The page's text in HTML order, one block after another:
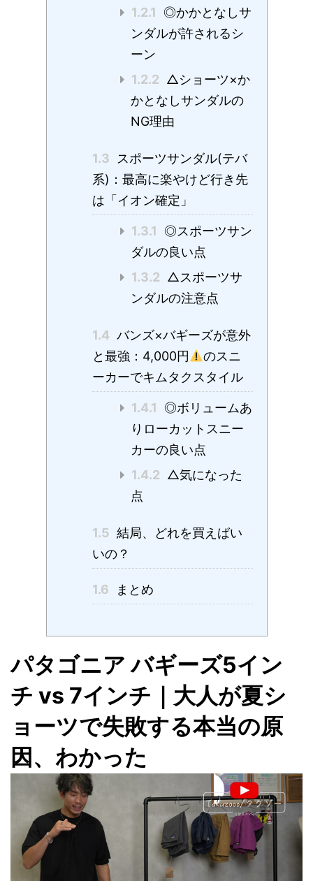
1.2.1
◎かかとなしサ
ンダルが許されるシ
ーン
1.2.2 △ショーツ×か
かとなしサンダルの
NG理由
1.3
スポーツサンダル(テバ
系)：最高に楽やけど行き先
は「イオン確定」
1.3.1
◎スポーツサン
ダルの良い点
1.3.2 △スポーツサ
ンダルの注意点
1.4 バンズ×バギーズが意外
と最強：4,000円
のスニ
ーカーでキムタクスタイル
1.4.1
◎ボリュームあ
りローカットスニー
カーの良い点
1.4.2 △気になった
点
1.5 結局、どれを買えばい
いの？
1.6 まとめ
パタゴニア バギーズ5イン
チ vs 7インチ｜大人が夏シ
ョーツで失敗する本当の原
因、わかった